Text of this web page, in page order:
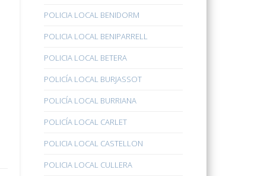
POLICIA LOCAL BENIDORM
POLICIA LOCAL BENIPARRELL
POLICIA LOCAL BETERA
POLICÍA LOCAL BURJASSOT
POLICÍA LOCAL BURRIANA
POLICÍA LOCAL CARLET
POLICIA LOCAL CASTELLON
POLICIA LOCAL CULLERA